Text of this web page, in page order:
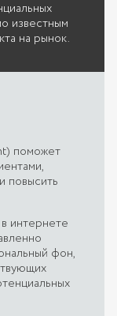
известным
на рынок.
поможет
повысить
интернете
фон,